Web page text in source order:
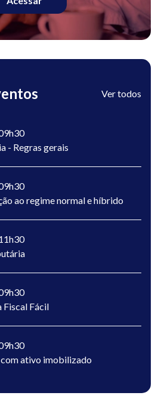
Ver todos
- Regras gerais
ao regime normal e híbrido
Fiscal Fácil
ativo imobilizado